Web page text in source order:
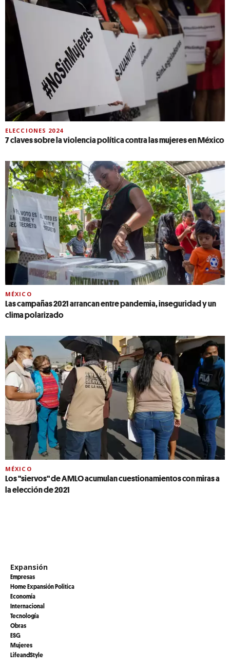
ELECCIONES 2024
7 claves sobre la violencia política contra las mujeres en México
MÉXICO
Las campañas 2021 arrancan entre pandemia, inseguridad y un
clima polarizado
MÉXICO
Los "siervos" de AMLO acumulan cuestionamientos con miras a
la elección de 2021
Expansión
Empresas
Home Expansión Politica
Economía
Internacional
Tecnología
Obras
ESG
Mujeres
LifeandStyle